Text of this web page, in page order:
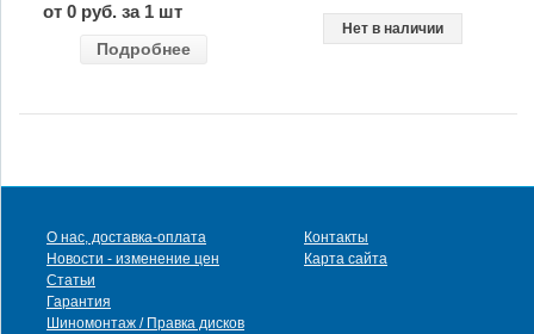
от 0 руб. за 1 шт
Подробнее
Нет в наличии
О нас, доставка-оплата
Новости - изменение цен
Статьи
Гарантия
Шиномонтаж / Правка дисков
Контакты
Карта сайта